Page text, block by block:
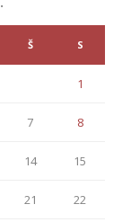
Š S
1
7 8
14 15
21 22